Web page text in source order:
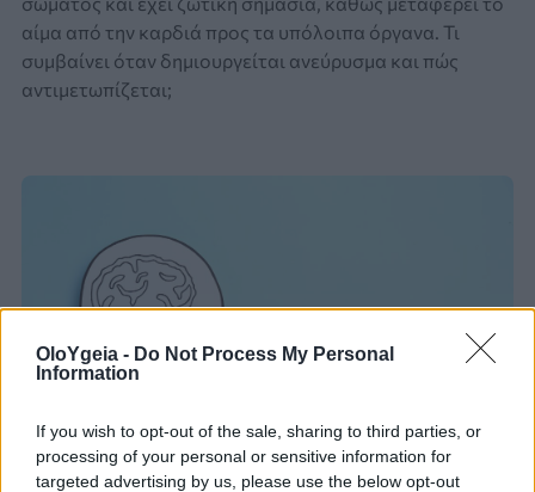
OloYgeia - Do Not Process My Personal
Information
If you wish to opt-out of the sale, sharing to third parties, or
processing of your personal or sensitive information for
targeted advertising by us, please use the below opt-out
αίμα από την καρδιά προς τα υπόλοιπα όργανα. Τι
συμβαίνει όταν δημιουργείται ανεύρυσμα και πώς
αντιμετωπίζεται;